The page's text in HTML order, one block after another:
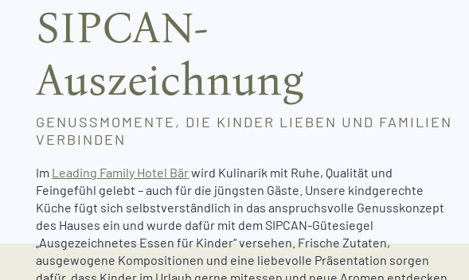
SIPCAN-
Auszeichnung
GENUSSMOMENTE, DIE KINDER LIEBEN UND FAMILIEN
VERBINDEN
Im Leading Family Hotel Bärwird Kulinarik mit Ruhe, Qualität und
Feingefühl gelebt – auch für die jüngsten Gäste. Unsere kindgerechte
Küche fügt sich selbstverständlich in das anspruchsvolle Genusskonzept
des Hauses ein und wurde dafür mit dem SIPCAN-Gütesiegel
„Ausgezeichnetes Essen für Kinder“ versehen. Frische Zutaten,
ausgewogene Kompositionen und eine liebevolle Präsentation sorgen